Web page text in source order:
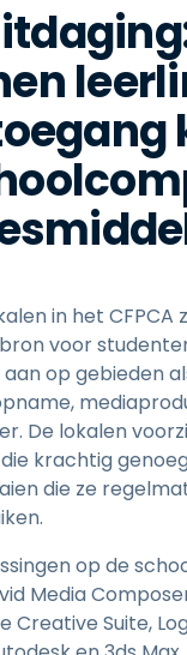
in het CFPCA
voor
op gebieden
De lokalen
krachtig
die ze
op de
Media
Creative Suite,